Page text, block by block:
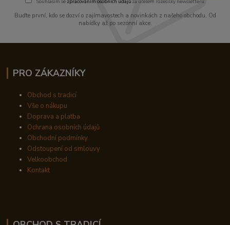
Souhlasím se zpracováním osobních údajůza účelem rozesílky newsletteru.
Buďte první, kdo se dozví o zajímavostech a novinkách z našeho obchodu. Od
nabídky až po sezónní akce.
PRO ZÁKAZNÍKY
Obchod s tradicí
Vše o nákupu
Doprava a platba
Ochrana osobních údajů
Obchodní podmínky
Odstoupení od smlouvy
Velkoobchod
Kontakt